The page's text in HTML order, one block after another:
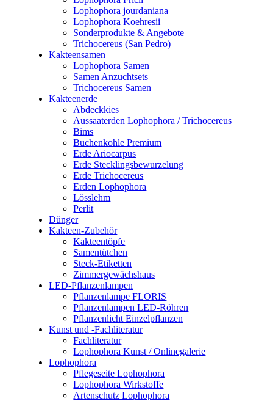
Lophophora jourdaniana
Lophophora Koehresii
Sonderprodukte & Angebote
Trichocereus (San Pedro)
Kakteensamen
Lophophora Samen
Samen Anzuchtsets
Trichocereus Samen
Kakteenerde
Abdeckkies
Aussaaterden Lophophora / Trichocereus
Bims
Buchenkohle Premium
Erde Ariocarpus
Erde Stecklingsbewurzelung
Erde Trichocereus
Erden Lophophora
Lösslehm
Perlit
Dünger
Kakteen-Zubehör
Kakteentöpfe
Samentütchen
Steck-Etiketten
Zimmergewächshaus
LED-Pflanzenlampen
Pflanzenlampe FLORIS
Pflanzenlampen LED-Röhren
Pflanzenlicht Einzelpflanzen
Kunst und -Fachliteratur
Fachliteratur
Lophophora Kunst / Onlinegalerie
Lophophora
Pflegeseite Lophophora
Lophophora Wirkstoffe
Artenschutz Lophophora